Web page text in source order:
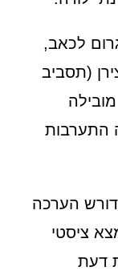
לכאב,
(תסביב
התערבות
הערכה
ציסטי
דעת